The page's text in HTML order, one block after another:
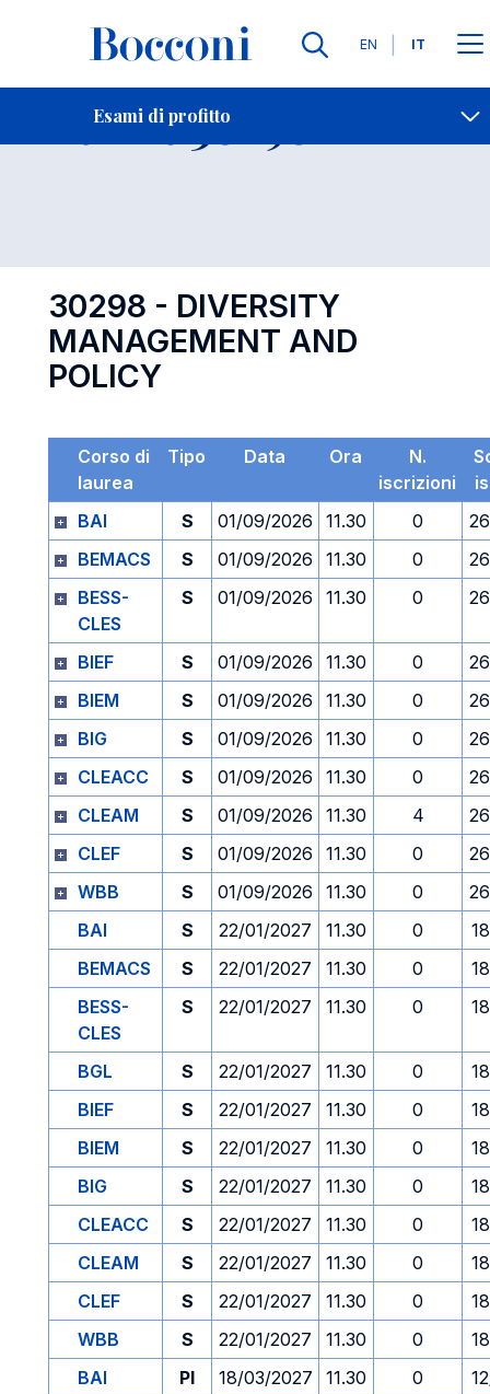
Lingue
EN IT
Esami di profitto
Contatti
Esame 30298 Open
30298 - DIVERSITY
MANAGEMENT AND
POLICY
Corso di
laurea
Tipo Data Ora
N.
iscrizioni
BAI
S 01/09/2026 11.30 0
BEMACS
S 01/09/2026 11.30 0
BESS-
CLES
S 01/09/2026 11.30 0
BIEF S 01/09/2026 11.30 0
BIEM
S 01/09/2026 11.30 0
BIG
S 01/09/2026 11.30 0
CLEACC
S 01/09/2026 11.30 0
CLEAM
S 01/09/2026 11.30 4
CLEF
S 01/09/2026 11.30 0
WBB
S 01/09/2026 11.30 0
BAI
S 22/01/2027 11.30 0
BEMACS
S 22/01/2027 11.30 0
BESS-
CLES
S 22/01/2027 11.30 0
BGL S 22/01/2027 11.30 0
BIEF
S 22/01/2027 11.30 0
BIEM
S 22/01/2027 11.30 0
BIG
S 22/01/2027 11.30 0
CLEACC
S 22/01/2027 11.30 0
CLEAM
S 22/01/2027 11.30 0
CLEF
S 22/01/2027 11.30 0
WBB
S 22/01/2027 11.30 0
BAI
PI 18/03/2027 11.30 0